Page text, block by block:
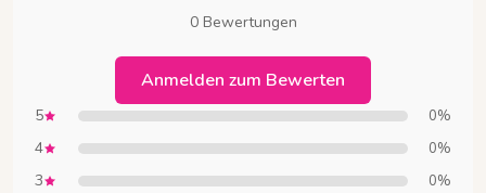
0 Bewertungen
Anmelden zum Bewerten
5 0%
4 0%
3 0%